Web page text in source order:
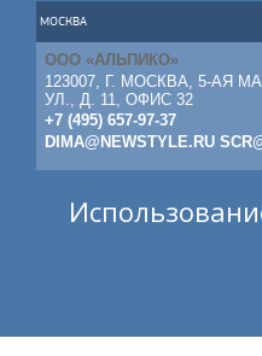
МОСКВА
ООО «АЛЬПИКО»
123007, Г. МОСКВА, 5-АЯ
УЛ., Д. 11, ОФИС 32
+7 (495) 657-97-37
DIMA@NEWSTYLE.RU